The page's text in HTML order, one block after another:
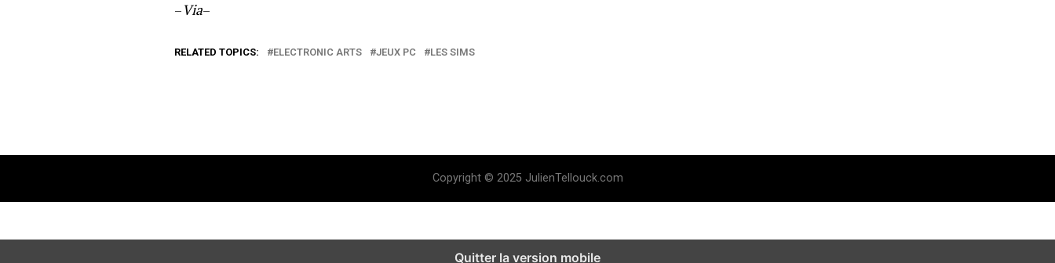
–Via–
RELATED TOPICS: ELECTRONIC ARTS JEUX PC LES SIMS
Copyright © 2025 JulienTellouck.com
Quitter la version mobile